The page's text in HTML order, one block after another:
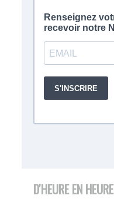
D'HEURE EN HEURE